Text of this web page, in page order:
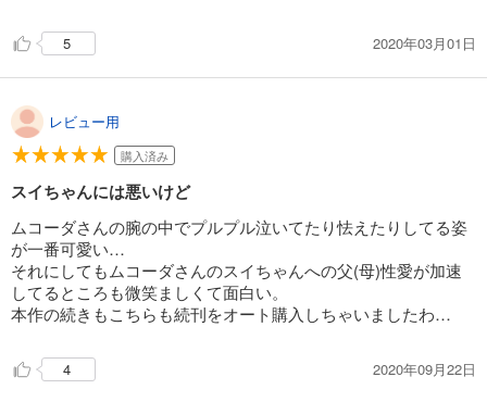
5 2020年03月01日
レビュー用
購入済み
スイちゃんには悪いけど
ムコーダさんの腕の中でプルプル泣いてたり怯えたりしてる姿
が一番可愛い…
それにしてもムコーダさんのスイちゃんへの父(母)性愛が加速
してるところも微笑ましくて面白い。
本作の続きもこちらも続刊をオート購入しちゃいましたわ…
4 2020年09月22日